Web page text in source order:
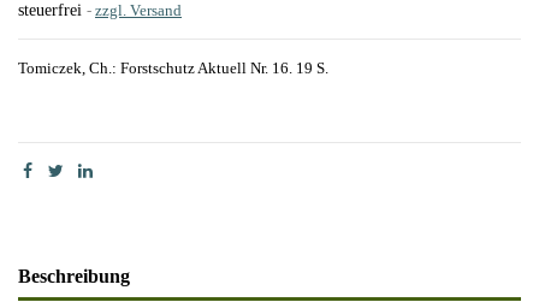
steuerfrei zzgl. Versand
Tomiczek, Ch.: Forstschutz Aktuell Nr. 16. 19 S.
Beschreibung